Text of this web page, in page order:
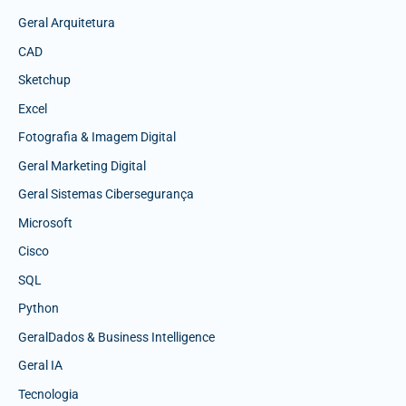
Geral Arquitetura
CAD
Sketchup
Excel
Fotografia & Imagem Digital
Geral Marketing Digital
Geral Sistemas Cibersegurança
Microsoft
Cisco
SQL
Python
GeralDados & Business Intelligence
Geral IA
Tecnologia